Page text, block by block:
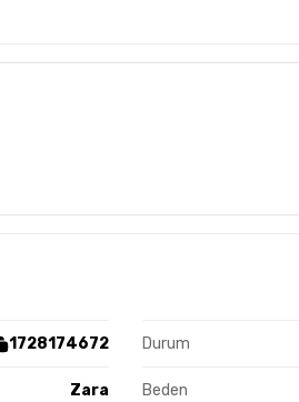
1728174672 Durum
Zara Beden